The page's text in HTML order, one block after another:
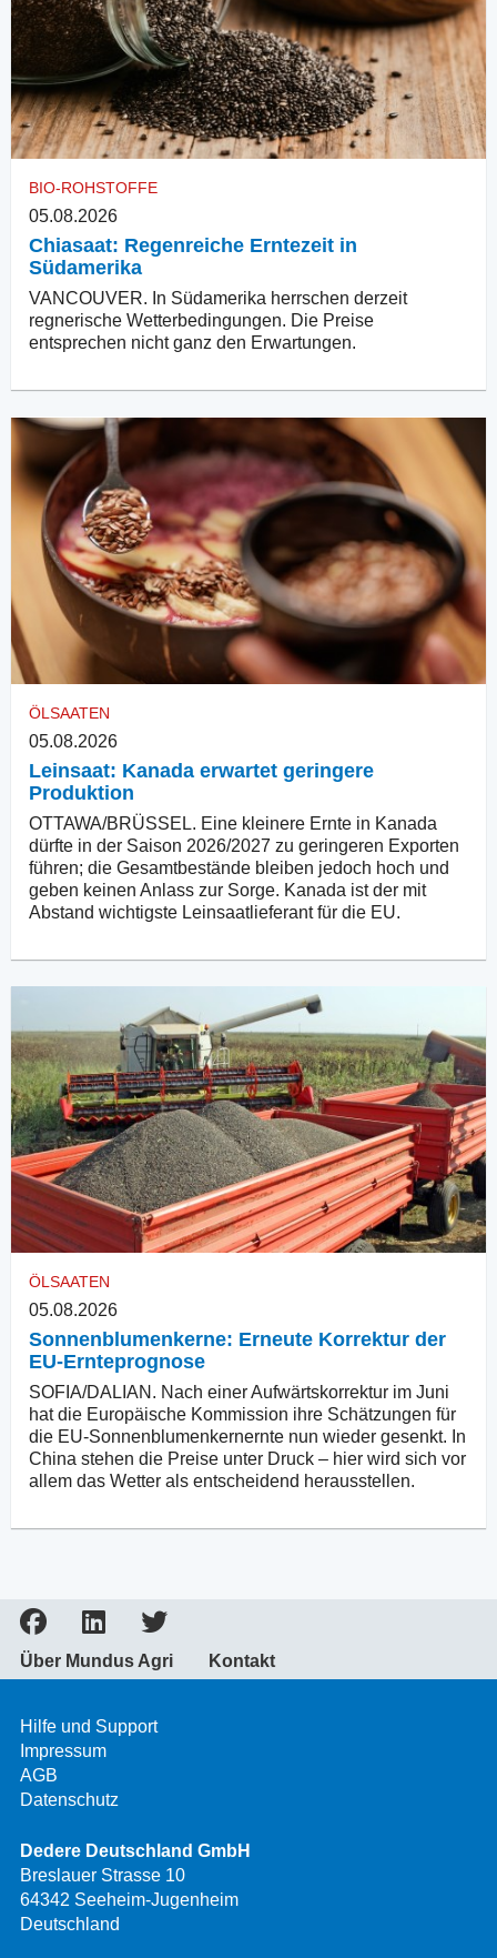
BIO-ROHSTOFFE
05.08.2026
Chiasaat: Regenreiche Erntezeit in
Südamerika
VANCOUVER. In Südamerika herrschen derzeit
regnerische Wetterbedingungen. Die Preise
entsprechen nicht ganz den Erwartungen.
ÖLSAATEN
05.08.2026
Leinsaat: Kanada erwartet geringere
Produktion
OTTAWA/BRÜSSEL. Eine kleinere Ernte in Kanada
dürfte in der Saison 2026/2027 zu geringeren Exporten
führen; die Gesamtbestände bleiben jedoch hoch und
geben keinen Anlass zur Sorge. Kanada ist der mit
Abstand wichtigste Leinsaatlieferant für die EU.
ÖLSAATEN
05.08.2026
Sonnenblumenkerne: Erneute Korrektur der
EU-Ernteprognose
SOFIA/DALIAN. Nach einer Aufwärtskorrektur im Juni
hat die Europäische Kommission ihre Schätzungen für
die EU-Sonnenblumenkernernte nun wieder gesenkt. In
China stehen die Preise unter Druck – hier wird sich vor
allem das Wetter als entscheidend herausstellen.
Über Mundus Agri Kontakt
Hilfe und Support
Impressum
AGB
Datenschutz
Dedere Deutschland GmbH
Breslauer Strasse 10
64342 Seeheim-Jugenheim
Deutschland